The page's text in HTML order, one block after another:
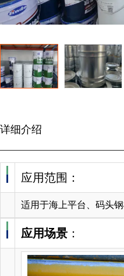
详细介绍
应用范围：
适用于海上平台、码头
应用场景 ：